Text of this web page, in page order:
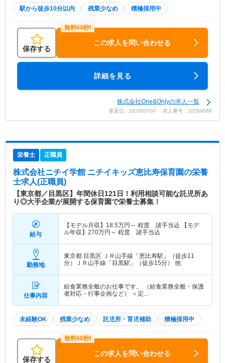
駅から徒歩10分以内 残業少なめ 積極採用中
保存する
この求人を問い合わせる
詳細を見る
株式会社One&Onlyの求人一覧
更新日：2026/07/07 求人番号：10269669
栄養士 正職員
株式会社ニチイ学館 ニチイキッズ恵比寿保育園の栄養
士求人(正職員)
【東京都／目黒区】年間休日121日！利用相談可能な託児所あ
り◎大手企業が展開する保育園で栄養士募集！
給与
【モデル月収】 18.5万円～ 程度 諸手当込 【モデ
ル年収】 270万円～ 程度 諸手当込
勤務地
東京都 目黒区 ＪＲ山手線「恵比寿駅」（徒歩11
分）ＪＲ山手線「目黒駅」（徒歩15分） 他
仕事内容
給食業務全般のお仕事です。 （給食業務全般・保護
者対応・行事企画など） ＜定…
未経験OK 残業少なめ 託児所・育児補助 積極採用中
保存する
この求人を問い合わせる